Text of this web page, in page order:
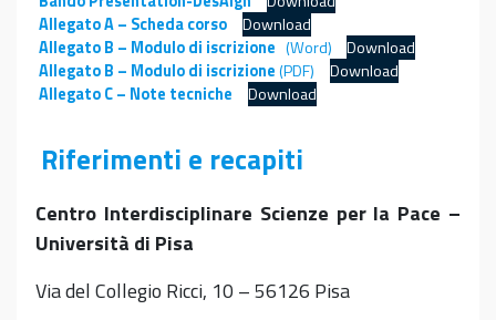
Allegato A – Scheda corso
Download
Allegato B – Modulo di iscrizione (Word)
Download
Allegato B – Modulo di iscrizione(PDF)
Download
Allegato C – Note tecniche
Download
Riferimenti e recapiti
Centro Interdisciplinare Scienze per la Pace –
Università di Pisa
Via del Collegio Ricci, 10 – 56126 Pisa